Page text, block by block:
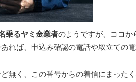
乗るヤミ金業者のようですが、ココか
れば、申込み確認の電話や取立ての
無く、この番号からの着信にまった